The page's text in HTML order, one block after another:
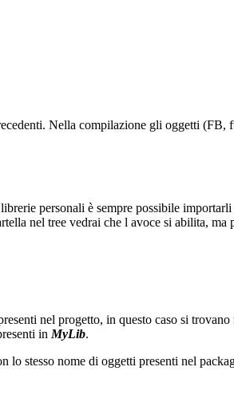
Nella compilazione gli oggetti
personali è sempre possibile
nel tree vedrai che l avoce si abilita,
nel progetto, in questo caso si
in MyLib.
stesso nome di oggetti presenti nel